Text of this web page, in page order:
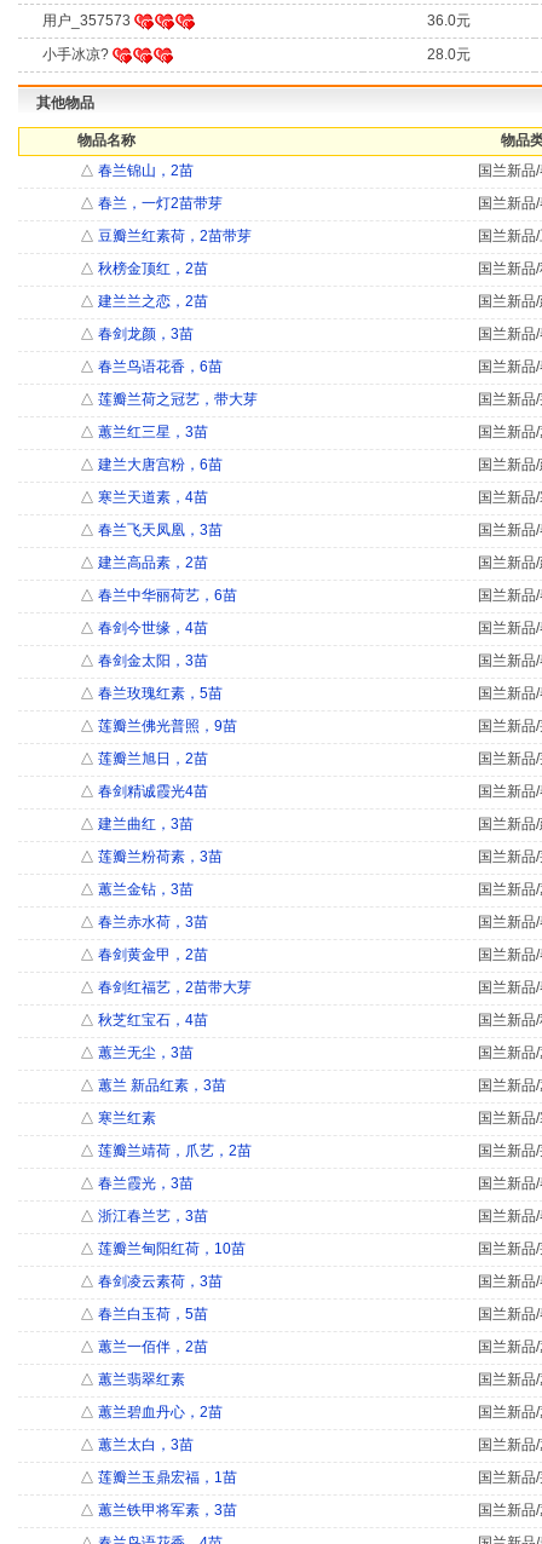
用户_357573
36.0元
小手冰凉?
28.0元
其他物品
物品名称
物品
△ 春兰锦山，2苗
国兰新品
△ 春兰，一灯2苗带芽
国兰新品
△ 豆瓣兰红素荷，2苗带芽
国兰新品
△ 秋榜金顶红，2苗
国兰新品
△ 建兰兰之恋，2苗
国兰新品
△ 春剑龙颜，3苗
国兰新品
△ 春兰鸟语花香，6苗
国兰新品
△ 莲瓣兰荷之冠艺，带大芽
国兰新品
△ 蕙兰红三星，3苗
国兰新品
△ 建兰大唐宫粉，6苗
国兰新品
△ 寒兰天道素，4苗
国兰新品
△ 春兰飞天凤凰，3苗
国兰新品
△ 建兰高品素，2苗
国兰新品
△ 春兰中华丽荷艺，6苗
国兰新品
△ 春剑今世缘，4苗
国兰新品
△ 春剑金太阳，3苗
国兰新品
△ 春兰玫瑰红素，5苗
国兰新品
△ 莲瓣兰佛光普照，9苗
国兰新品
△ 莲瓣兰旭日，2苗
国兰新品
△ 春剑精诚霞光4苗
国兰新品
△ 建兰曲红，3苗
国兰新品
△ 莲瓣兰粉荷素，3苗
国兰新品
△ 蕙兰金钻，3苗
国兰新品
△ 春兰赤水荷，3苗
国兰新品
△ 春剑黄金甲，2苗
国兰新品
△ 春剑红福艺，2苗带大芽
国兰新品
△ 秋芝红宝石，4苗
国兰新品
△ 蕙兰无尘，3苗
国兰新品
△ 蕙兰 新品红素，3苗
国兰新品
△ 寒兰红素
国兰新品
△ 莲瓣兰靖荷，爪艺，2苗
国兰新品
△ 春兰霞光，3苗
国兰新品
△ 浙江春兰艺，3苗
国兰新品
△ 莲瓣兰甸阳红荷，10苗
国兰新品
△ 春剑凌云素荷，3苗
国兰新品
△ 春兰白玉荷，5苗
国兰新品
△ 蕙兰一佰伴，2苗
国兰新品
△ 蕙兰翡翠红素
国兰新品
△ 蕙兰碧血丹心，2苗
国兰新品
△ 蕙兰太白，3苗
国兰新品
△ 莲瓣兰玉鼎宏福，1苗
国兰新品
△ 蕙兰铁甲将军素，3苗
国兰新品